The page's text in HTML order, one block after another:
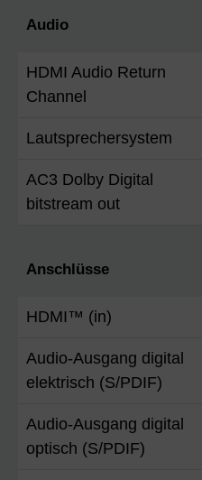
Audio
HDMI Audio Return
Channel
Lautsprechersystem
AC3 Dolby Digital
bitstream out
Anschlüsse
HDMI™ (in)
Audio-Ausgang digital
elektrisch (S/PDIF)
Audio-Ausgang digital
optisch (S/PDIF)